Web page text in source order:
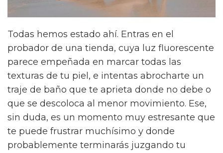
Todas hemos estado ahí. Entras en el
probador de una tienda, cuya luz fluorescente
parece empeñada en marcar todas las
texturas de tu piel, e intentas abrocharte un
traje de baño que te aprieta donde no debe o
que se descoloca al menor movimiento. Ese,
sin duda, es un momento muy estresante que
te puede frustrar muchísimo y donde
probablemente terminarás juzgando tu